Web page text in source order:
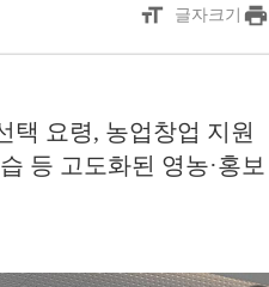
format_size 글자크기 print
택 요령, 농업창업 지원
등 고도화된 영농·홍보